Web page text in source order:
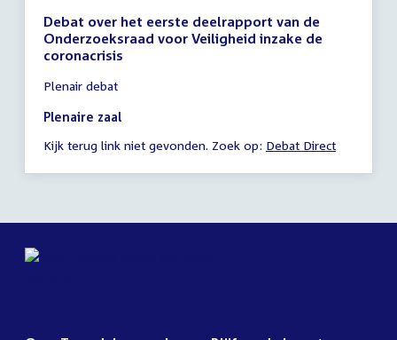
Debat over het eerste deelrapport van de
Onderzoeksraad voor Veiligheid inzake de
coronacrisis
vergadering
14:46
23:55
Plenair debat
Plenaire zaal
Kijk terug link niet gevonden. Zoek op: Debat Direct